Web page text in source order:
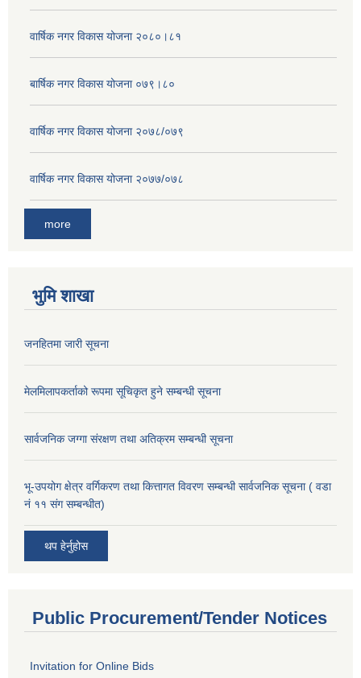
वार्षिक नगर विकास योजना २०८०।८१
बार्षिक नगर विकास योजना ०७९।८०
वार्षिक नगर विकास योजना २०७८/०७९
वार्षिक नगर विकास योजना २०७७/०७८
more
भुमि शाखा
जनहितमा जारी सूचना
मेलमिलापकर्ताको रूपमा सूचिकृत हुने सम्बन्धी सूचना
सार्वजनिक जग्गा संरक्षण तथा अतिक्रम सम्बन्धी सूचना
भू-उपयोग क्षेत्र वर्गिकरण तथा कित्तागत विवरण सम्बन्धी सार्वजनिक सूचना ( वडा
नं ११ संग सम्बन्धीत)
थप हेर्नुहोस
Public Procurement/Tender Notices
Invitation for Online Bids